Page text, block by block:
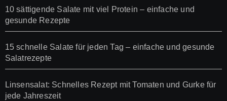
10 sättigende Salate mit viel Protein – einfache und
gesunde Rezepte
15 schnelle Salate für jeden Tag – einfache und gesunde
Salatrezepte
Linsensalat: Schnelles Rezept mit Tomaten und Gurke für
jede Jahreszeit